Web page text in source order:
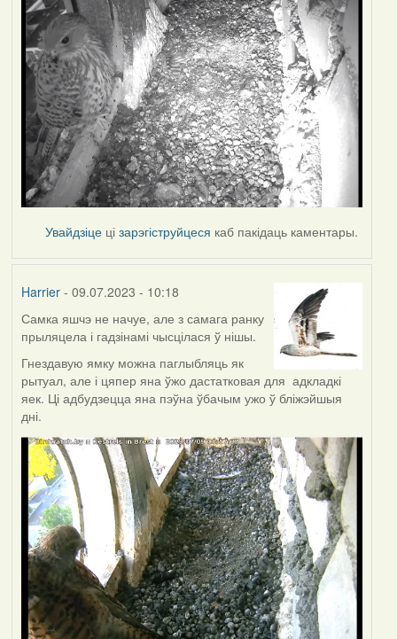
Увайдзіце цізарэгіструйцеся каб пакідаць каментары.
Harrier- 09.07.2023 - 10:18
Самка яшчэ не начуе, але з самага ранку
прыляцела і гадзінамі чысцілася ў нішы.
Гнездавую ямку можна паглыбляць як
рытуал, але і цяпер яна ўжо дастатковая для адкладкі
яек. Ці адбудзецца яна пэўна ўбачым ужо ў бліжэйшыя
дні.